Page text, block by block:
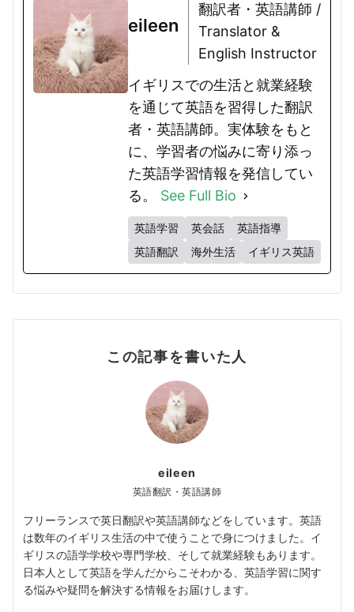
eileen
翻訳者・英語講師 /
Translator &
English Instructor
イギリスでの生活と就業経験
を通じて英語を習得した翻訳
者・英語講師。実体験をもと
に、学習者の悩みに寄り添っ
た英語学習情報を発信してい
る。 See Full Bio
英語学習 英会話
英語指導
英語翻訳
海外生活 イギリス英語
この記事を書いた人
eileen
英語翻訳・英語講師
フリーランスで英日翻訳や英語講師などをしています。英語
は数年のイギリス生活の中で使うことで身につけました。イ
ギリスの語学学校や専門学校、そして就業経験もあります。
日本人として英語を学んだからこそわかる、英語学習に関す
る悩みや疑問を解決する情報をお届けします。